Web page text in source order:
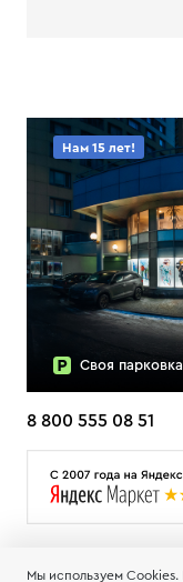
Нам 15 лет!
Своя парковка
8 800 555 08 51
Мы используем